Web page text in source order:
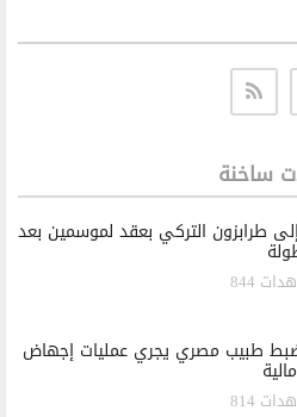
ساخنة
طرابزون التركي بعقد لموسمين بعد
844
ضبط طبيب مصري يجري عمليات إجهاض
814